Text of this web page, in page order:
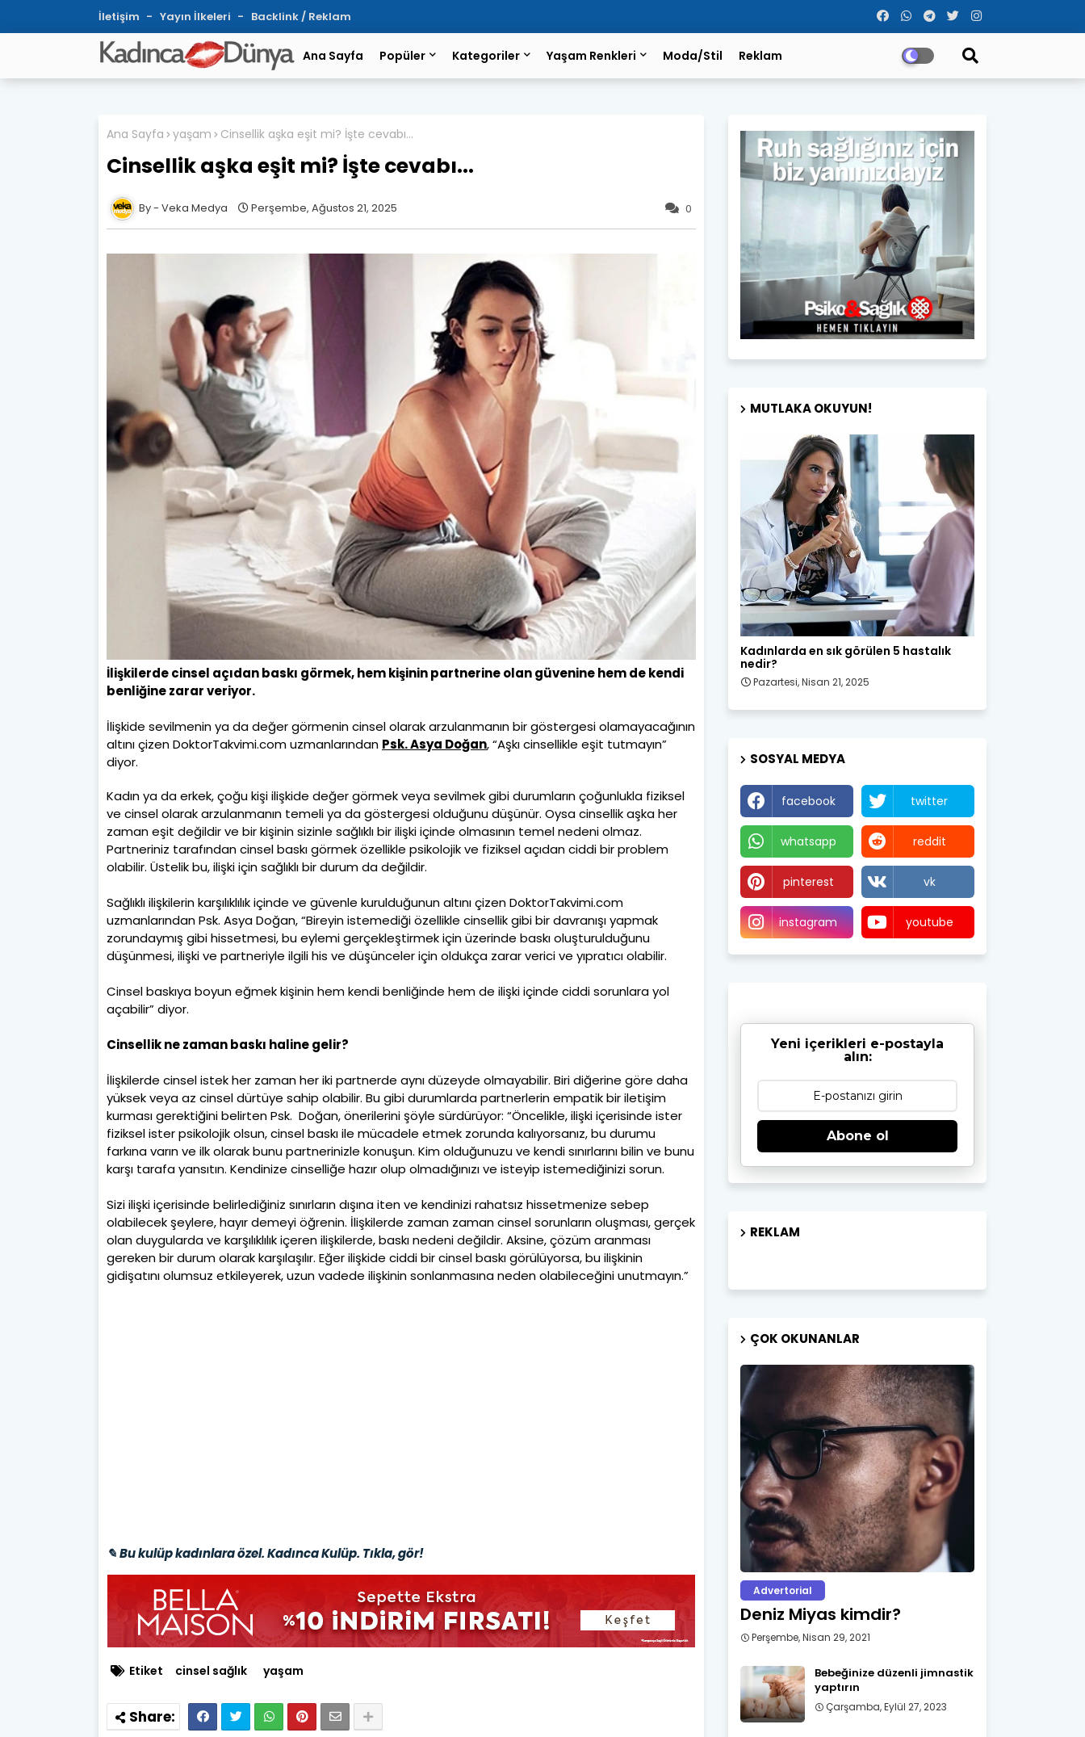
İletişim Yayın İlkeleri Backlink / Reklam
Ana Sayfa Popüler Kategoriler Yaşam Renkleri Moda/Stil Reklam
Ana Sayfa yaşam Cinsellik aşka eşit mi? İşte cevabı...
Cinsellik aşka eşit mi? İşte cevabı...
0
Veka Medya Perşembe, Ağustos 21, 2025
İlişkilerde cinsel açıdan baskı görmek, hem kişinin partnerine olan güvenine hem de kendi
benliğine zarar veriyor.
İlişkide sevilmenin ya da değer görmenin cinsel olarak arzulanmanın bir göstergesi olamayacağının
altını çizen DoktorTakvimi.com uzmanlarından Psk. Asya Doğan, “Aşkı cinsellikle eşit tutmayın”
diyor.
Kadın ya da erkek, çoğu kişi ilişkide değer görmek veya sevilmek gibi durumların çoğunlukla fiziksel
ve cinsel olarak arzulanmanın temeli ya da göstergesi olduğunu düşünür. Oysa cinsellik aşka her
zaman eşit değildir ve bir kişinin sizinle sağlıklı bir ilişki içinde olmasının temel nedeni olmaz.
Partneriniz tarafından cinsel baskı görmek özellikle psikolojik ve fiziksel açıdan ciddi bir problem
olabilir. Üstelik bu, ilişki için sağlıklı bir durum da değildir.
Sağlıklı ilişkilerin karşılıklılık içinde ve güvenle kurulduğunun altını çizen DoktorTakvimi.com
uzmanlarından Psk. Asya Doğan, “Bireyin istemediği özellikle cinsellik gibi bir davranışı yapmak
zorundaymış gibi hissetmesi, bu eylemi gerçekleştirmek için üzerinde baskı oluşturulduğunu
düşünmesi, ilişki ve partneriyle ilgili his ve düşünceler için oldukça zarar verici ve yıpratıcı olabilir.
Cinsel baskıya boyun eğmek kişinin hem kendi benliğinde hem de ilişki içinde ciddi sorunlara yol
açabilir” diyor.
Cinsellik ne zaman baskı haline gelir?
İlişkilerde cinsel istek her zaman her iki partnerde aynı düzeyde olmayabilir. Biri diğerine göre daha
yüksek veya az cinsel dürtüye sahip olabilir. Bu gibi durumlarda partnerlerin empatik bir iletişim
kurması gerektiğini belirten Psk. Doğan, önerilerini şöyle sürdürüyor: “Öncelikle, ilişki içerisinde ister
fiziksel ister psikolojik olsun, cinsel baskı ile mücadele etmek zorunda kalıyorsanız, bu durumu
farkına varın ve ilk olarak bunu partnerinizle konuşun. Kim olduğunuzu ve kendi sınırlarını bilin ve bunu
karşı tarafa yansıtın. Kendinize cinselliğe hazır olup olmadığınızı ve isteyip istemediğinizi sorun.
Sizi ilişki içerisinde belirlediğiniz sınırların dışına iten ve kendinizi rahatsız hissetmenize sebep
olabilecek şeylere, hayır demeyi öğrenin. İlişkilerde zaman zaman cinsel sorunların oluşması, gerçek
olan duygularda ve karşılıklılık içeren ilişkilerde, baskı nedeni değildir. Aksine, çözüm aranması
gereken bir durum olarak karşılaşılır. Eğer ilişkide ciddi bir cinsel baskı görülüyorsa, bu ilişkinin
gidişatını olumsuz etkileyerek, uzun vadede ilişkinin sonlanmasına neden olabileceğini unutmayın.”
✎ Bu kulüp kadınlara özel. Kadınca Kulüp. Tıkla, gör!
Etiket cinsel sağlık yaşam
MUTLAKA OKUYUN!
Kadın Sağlığı
Kadınlarda en sık görülen 5 hastalık
nedir?
Pazartesi, Nisan 21, 2025
SOSYAL MEDYA
facebook twitter
whatsapp reddit
pinterest vk
instagram youtube
Yeni içerikleri e-postayla
alın:
Abone ol
REKLAM
ÇOK OKUNANLAR
Advertorial
Deniz Miyas kimdir?
Perşembe, Nisan 29, 2021
Bebeğinize düzenli jimnastik
yaptırın
Çarşamba, Eylül 27, 2023